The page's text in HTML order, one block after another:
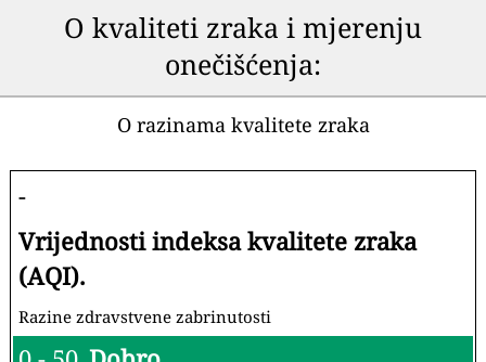
O kvaliteti zraka i mjerenju
onečišćenja:
O razinama kvalitete zraka
-
Vrijednosti indeksa kvalitete zraka
(AQI).
Razine zdravstvene zabrinutosti